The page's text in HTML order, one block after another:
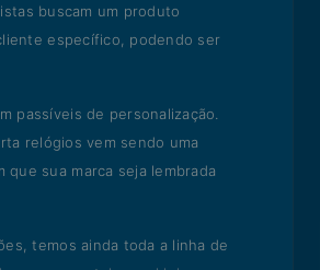
buscam um produto
específico, podendo ser
passíveis de personalização.
relógios vem sendo uma
sua marca seja lembrada
temos ainda toda a linha de